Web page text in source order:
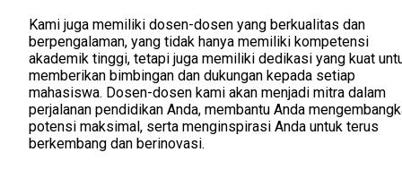
Kami juga memiliki dosen-dosen yang berkualitas dan
berpengalaman, yang tidak hanya memiliki kompetensi
akademik tinggi, tetapi juga memiliki dedikasi yang kuat
memberikan bimbingan dan dukungan kepada setiap
mahasiswa. Dosen-dosen kami akan menjadi mitra dalam
perjalanan pendidikan Anda, membantu Anda
potensi maksimal, serta menginspirasi Anda untuk terus
berkembang dan berinovasi.